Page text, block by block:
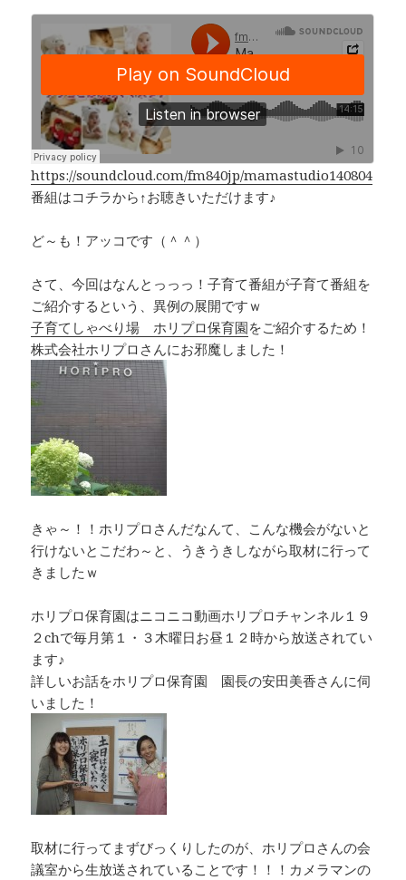
a
c
e
b
o
o
k
n
e
h
e
a
d
s
o
p
y
Li
n
k
https://soundcloud.com/fm840jp/mamastudio140804
番組はコチラから↑お聴きいただけます♪
ど～も！アッコです（＾＾）
さて、今回はなんとっっっ！子育て番組が子育て番組を
ご紹介するという、異例の展開ですｗ
子育てしゃべり場 ホリプロ保育園をご紹介するため！
株式会社ホリプロさんにお邪魔しました！
きゃ～！！ホリプロさんだなんて、こんな機会がないと
行けないとこだわ～と、うきうきしながら取材に行って
きましたｗ
ホリプロ保育園はニコニコ動画ホリプロチャンネル１９
２chで毎月第１・３木曜日お昼１２時から放送されてい
ます♪
詳しいお話をホリプロ保育園 園長の安田美香さんに伺
いました！
取材に行ってまずびっくりしたのが、ホリプロさんの会
議室から生放送されていることです！！！カメラマンの